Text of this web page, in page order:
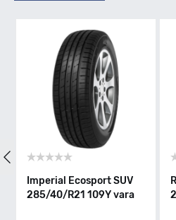
Y - max 300km/h
Indice greutate
vara
Radar DIMAX R8+
285/40/R21 109Y vara